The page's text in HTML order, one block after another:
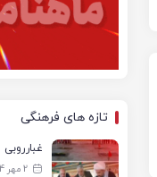
تازه های فرهنگی
2 مهر 1404 - ۲۱:۵۶